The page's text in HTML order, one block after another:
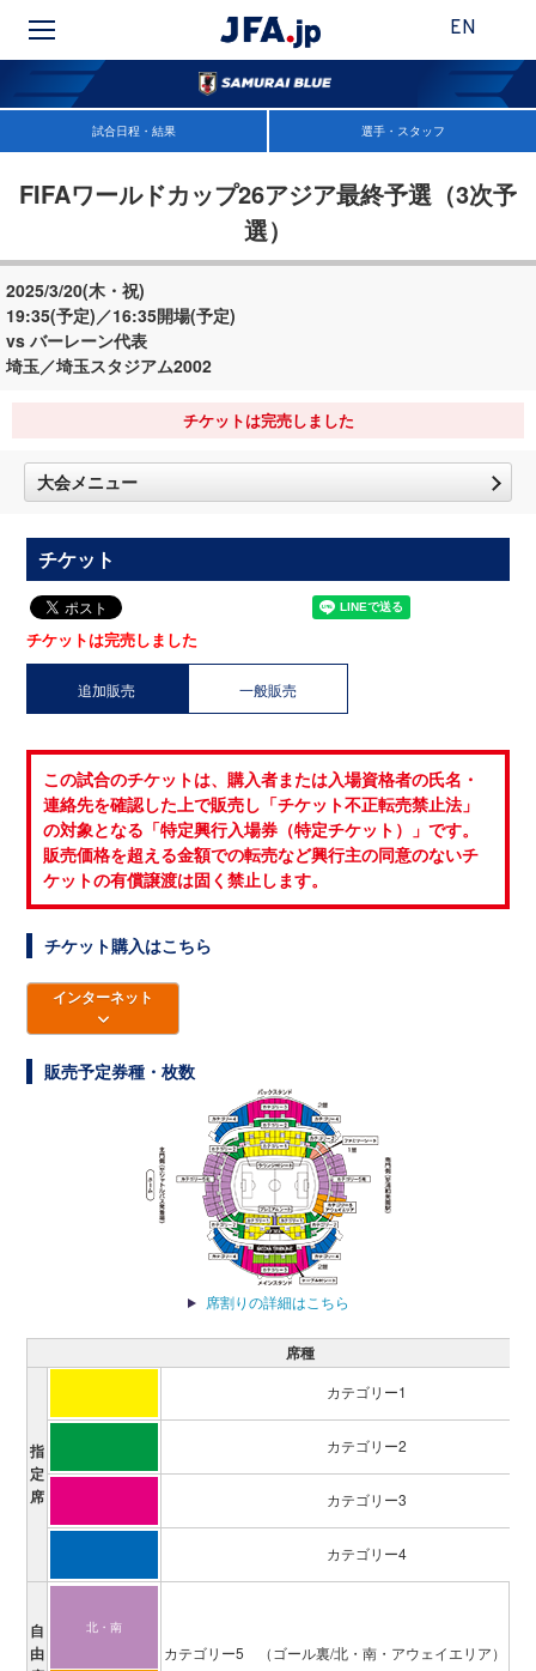
EN
試合日程・結果 選手・スタッフ
FIFAワールドカップ26アジア最終予選（3次予
選）
2025/3/20(木・祝)
19:35(予定)／16:35開場(予定)
vs バーレーン代表
埼玉／埼玉スタジアム2002
チケットは完売しました
大会メニュー
チケット
チケットは完売しました
追加販売 一般販売
この試合のチケットは、購入者または入場資格者の氏名・
連絡先を確認した上で販売し「チケット不正転売禁止法」
の対象となる「特定興行入場券（特定チケット）」です。
販売価格を超える金額での転売など興行主の同意のないチ
ケットの有償譲渡は固く禁止します。
チケット購入はこちら
インターネット
販売予定券種・枚数
席割りの詳細はこちら
席種
指
定
席
カテゴリー1
カテゴリー2
カテゴリー3
カテゴリー4
自
由
北・南
カテゴリー5 （ゴール裏/北・南・アウェイエリア）